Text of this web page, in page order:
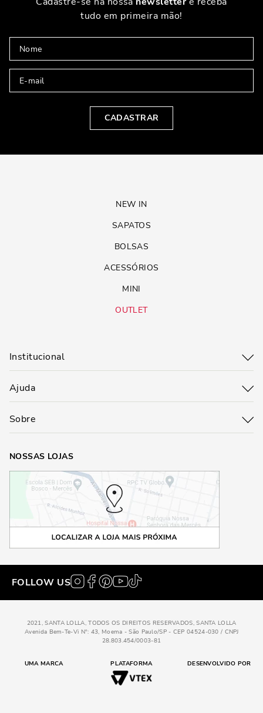
tudo em primeira mão!
CADASTRAR
NEW IN
SAPATOS
BOLSAS
ACESSÓRIOS
MINI
OUTLET
Institucional
Ajuda
Sobre
NOSSAS LOJAS
FOLLOW US
2021, SANTA LOLLA, TODOS OS DIREITOS RESERVADOS, SANTA LOLLA
Avenida Bem-Te-Vi N°: 43, Moema - São Paulo/SP - CEP 04524-030 / CNPJ
28.803.454/0003-81
UMA MARCA PLATAFORMA DESENVOLVIDO POR